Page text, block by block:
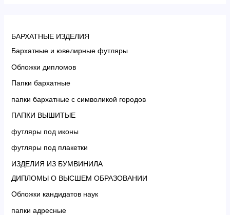
БАРХАТНЫЕ ИЗДЕЛИЯ
Бархатные и ювелирные футляры
Обложки дипломов
Папки бархатные
папки бархатные с символикой городов
ПАПКИ ВЫШИТЫЕ
футляры под иконы
футляры под плакетки
ИЗДЕЛИЯ ИЗ БУМВИНИЛА
ДИПЛОМЫ О ВЫСШЕМ ОБРАЗОВАНИИ
Обложки кандидатов наук
папки адресные